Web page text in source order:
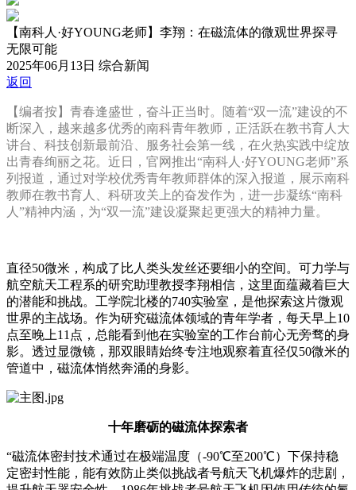
【南科人·好YOUNG老师】李翔：在磁流体的微观世界探寻
无限可能
2025年06月13日 综合新闻
返回
【编者按】青春逢盛世，奋斗正当时。随着“双一流”建设的不
断深入，越来越多优秀的南科青年教师，正活跃在教书育人大
讲台、科技创新最前沿、服务社会第一线，在火热实践中绽放
出青春绚丽之花。近日，官网推出“南科人·好YOUNG老师”系
列报道，通过对学校优秀青年教师群体的深入报道，展示南科
教师在教书育人、科研攻关上的奋发作为，进一步凝练“南科
人”精神内涵，为“双一流”建设凝聚起更强大的精神力量。
直径50微米，构成了比人类头发丝还要细小的空间。可力学与
航空航天工程系的研究助理教授李翔相信，这里面蕴藏着巨大
的潜能和挑战。工学院北楼的740实验室，是他探索这片微观
世界的主战场。作为研究磁流体领域的青年学者，每天早上10
点至晚上11点，总能看到他在实验室的工作台前心无旁骛的身
影。透过显微镜，那双眼睛始终专注地观察着直径仅50微米的
管道中，磁流体悄然奔涌的身影。
十年磨砺的磁流体探索者
“磁流体密封技术通过在极端温度（-90℃至200℃）下保持稳
定密封性能，能有效防止类似挑战者号航天飞机爆炸的悲剧，